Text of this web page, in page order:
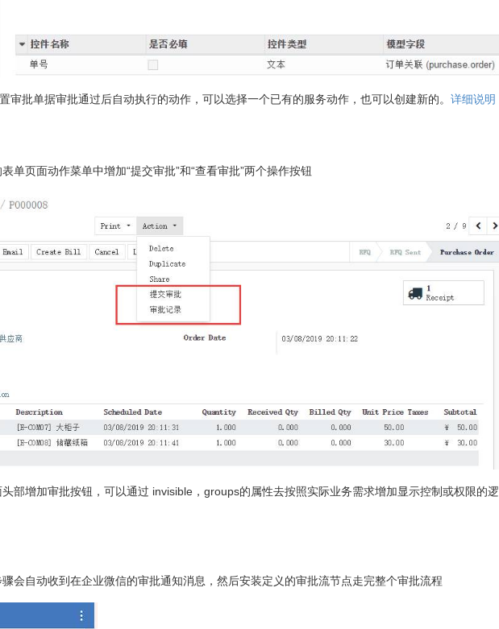
审批单据审批通过后自动执行的动作，可以选择一个已有的服务动作，也可以创建新的。 详细说明
单页面动作菜单中增加“提交审批”和“查看审批”两个操作按钮
部增加审批按钮，可以通过 invisible，groups的属性去按照实际业务需求增加显示控制或权限的逻
会自动收到在企业微信的审批通知消息，然后安装定义的审批流节点走完整个审批流程